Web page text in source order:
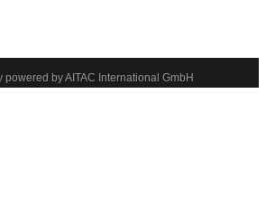
by AITAC International GmbH